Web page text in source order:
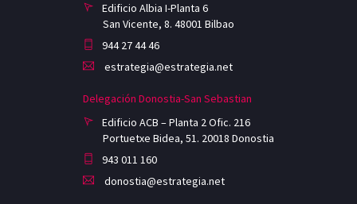
Edificio Albia I-Planta 6
San Vicente, 8. 48001 Bilbao
944 27 44 46
estrategia@estrategia.net
Delegación Donostia-San Sebastian
Edificio ACB – Planta 2 Ofic. 216
Portuetxe Bidea, 51. 20018 Donostia
943 011 160
donostia@estrategia.net